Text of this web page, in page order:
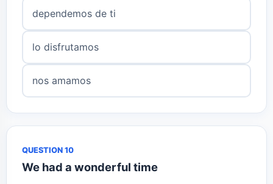
dependemos de ti
lo disfrutamos
nos amamos
QUESTION 10
We had a wonderful time